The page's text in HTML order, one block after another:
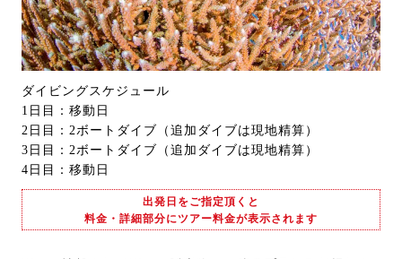
ダイビングスケジュール
1日目：移動日
2日目：2ボートダイブ（追加ダイブは現地精算）
3日目：2ボートダイブ（追加ダイブは現地精算）
4日目：移動日
出発日をご指定頂くと
料金・詳細部分にツアー料金が表示されます